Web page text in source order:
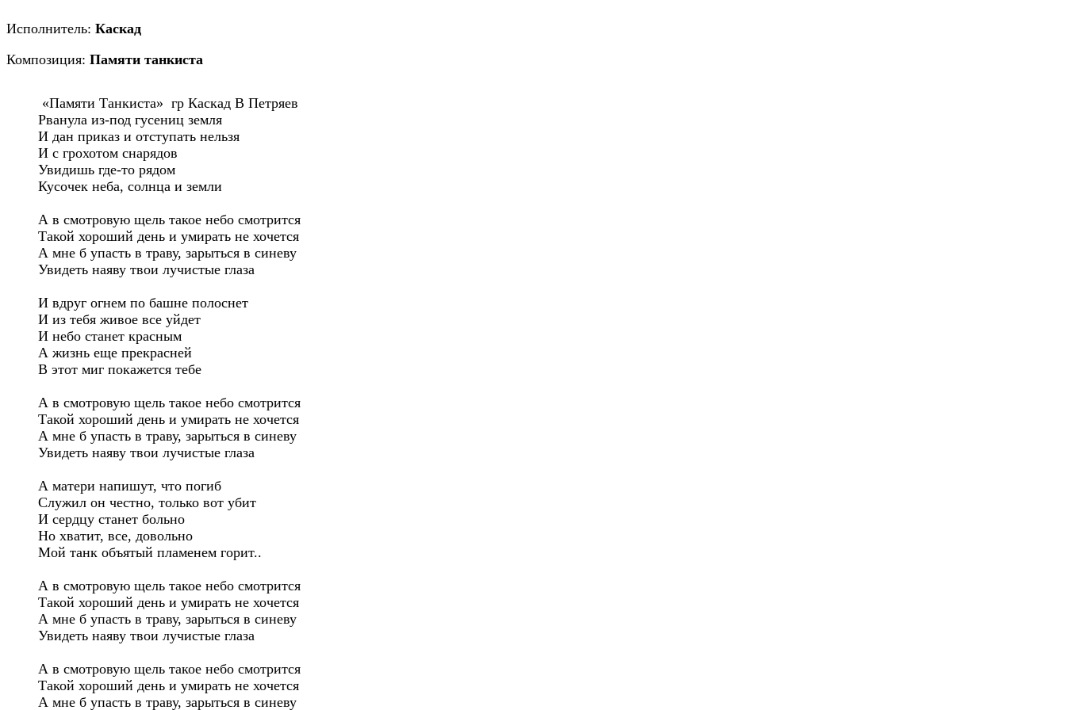
Исполнитель: Каскад
Композиция: Памяти танкиста
«Памяти Танкиста»  гр Каскад В Петряев
Рванула из-под гусениц земля
И дан приказ и отступать нельзя
И с грохотом снарядов
Увидишь где-то рядом
Кусочек неба, солнца и земли
А в смотровую щель такое небо смотрится
Такой хороший день и умирать не хочется
А мне б упасть в траву, зарыться в синеву
Увидеть наяву твои лучистые глаза
И вдруг огнем по башне полоснет
И из тебя живое все уйдет
И небо станет красным
А жизнь еще прекрасней
В этот миг покажется тебе
А в смотровую щель такое небо смотрится
Такой хороший день и умирать не хочется
А мне б упасть в траву, зарыться в синеву
Увидеть наяву твои лучистые глаза
А матери напишут, что погиб
Служил он честно, только вот убит
И сердцу станет больно
Но хватит, все, довольно
Мой танк объятый пламенем горит..
А в смотровую щель такое небо смотрится
Такой хороший день и умирать не хочется
А мне б упасть в траву, зарыться в синеву
Увидеть наяву твои лучистые глаза
А в смотровую щель такое небо смотрится
Такой хороший день и умирать не хочется
А мне б упасть в траву, зарыться в синеву